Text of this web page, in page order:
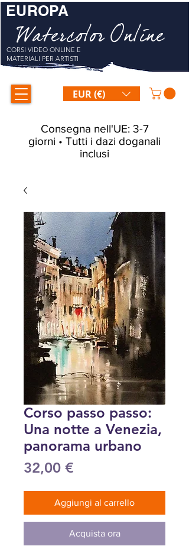
Watercolor Online
CORSI VIDEO ONLINE E
MATERIALI PER ARTISTI
EUR (€)
EUROPA
Consegna nell'UE: 3-7
giorni • Tutti i dazi doganali
inclusi
Corso passo passo:
Una notte a Venezia,
panorama urbano
32,00 €
Aggiungi al carrello
Acquista ora